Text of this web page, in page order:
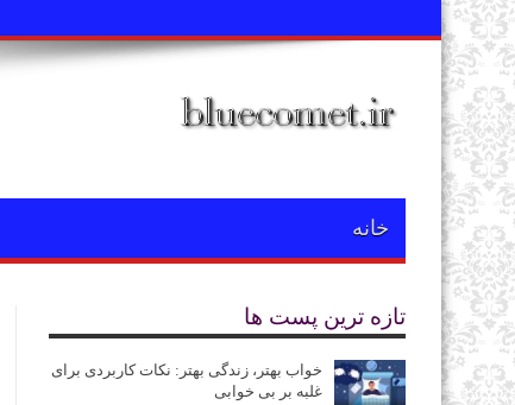
خانه
تازه ترین پست ها
خواب بهتر، زندگی بهتر: نکات کاربردی برای
غلبه بر بی‌ خوابی